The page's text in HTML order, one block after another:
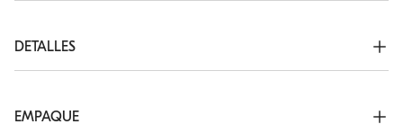
DETALLES
Todos los modelos de la colección Niños son realizados con el
mayor cuidado en cuanto a la selección de los materiales y de
EMPAQUE